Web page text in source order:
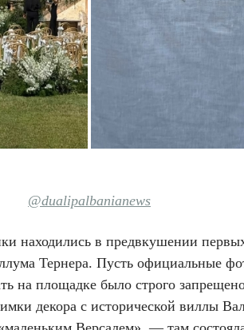
@dualipalbanianews
находились в предвкушении
Тернера. Пусть официальные
на площадке было строго
декора с исторической виллы